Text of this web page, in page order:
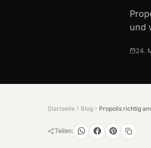
und
24.
Startseite Blog
Teilen: